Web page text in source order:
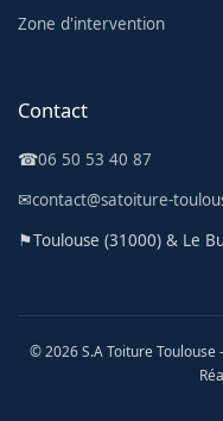
Zone d'intervention
Contact
☎06 50 53 40 87
✉contact@satoiture-
⚑Toulouse (31000) & Le
© 2026 S.A Toiture